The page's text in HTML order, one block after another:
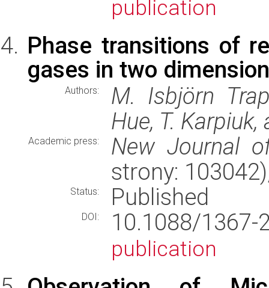
publication
Phase transitions of
gases in two
Authors:
M. Isbjörn
Hue, T.
Academic press:
New Journal
strony:
Status: Published
DOI: 10.1088/
publication